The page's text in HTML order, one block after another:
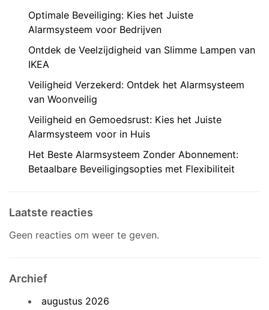
Optimale Beveiliging: Kies het Juiste
Alarmsysteem voor Bedrijven
Ontdek de Veelzijdigheid van Slimme Lampen van
IKEA
Veiligheid Verzekerd: Ontdek het Alarmsysteem
van Woonveilig
Veiligheid en Gemoedsrust: Kies het Juiste
Alarmsysteem voor in Huis
Het Beste Alarmsysteem Zonder Abonnement:
Betaalbare Beveiligingsopties met Flexibiliteit
Laatste reacties
Geen reacties om weer te geven.
Archief
augustus 2026